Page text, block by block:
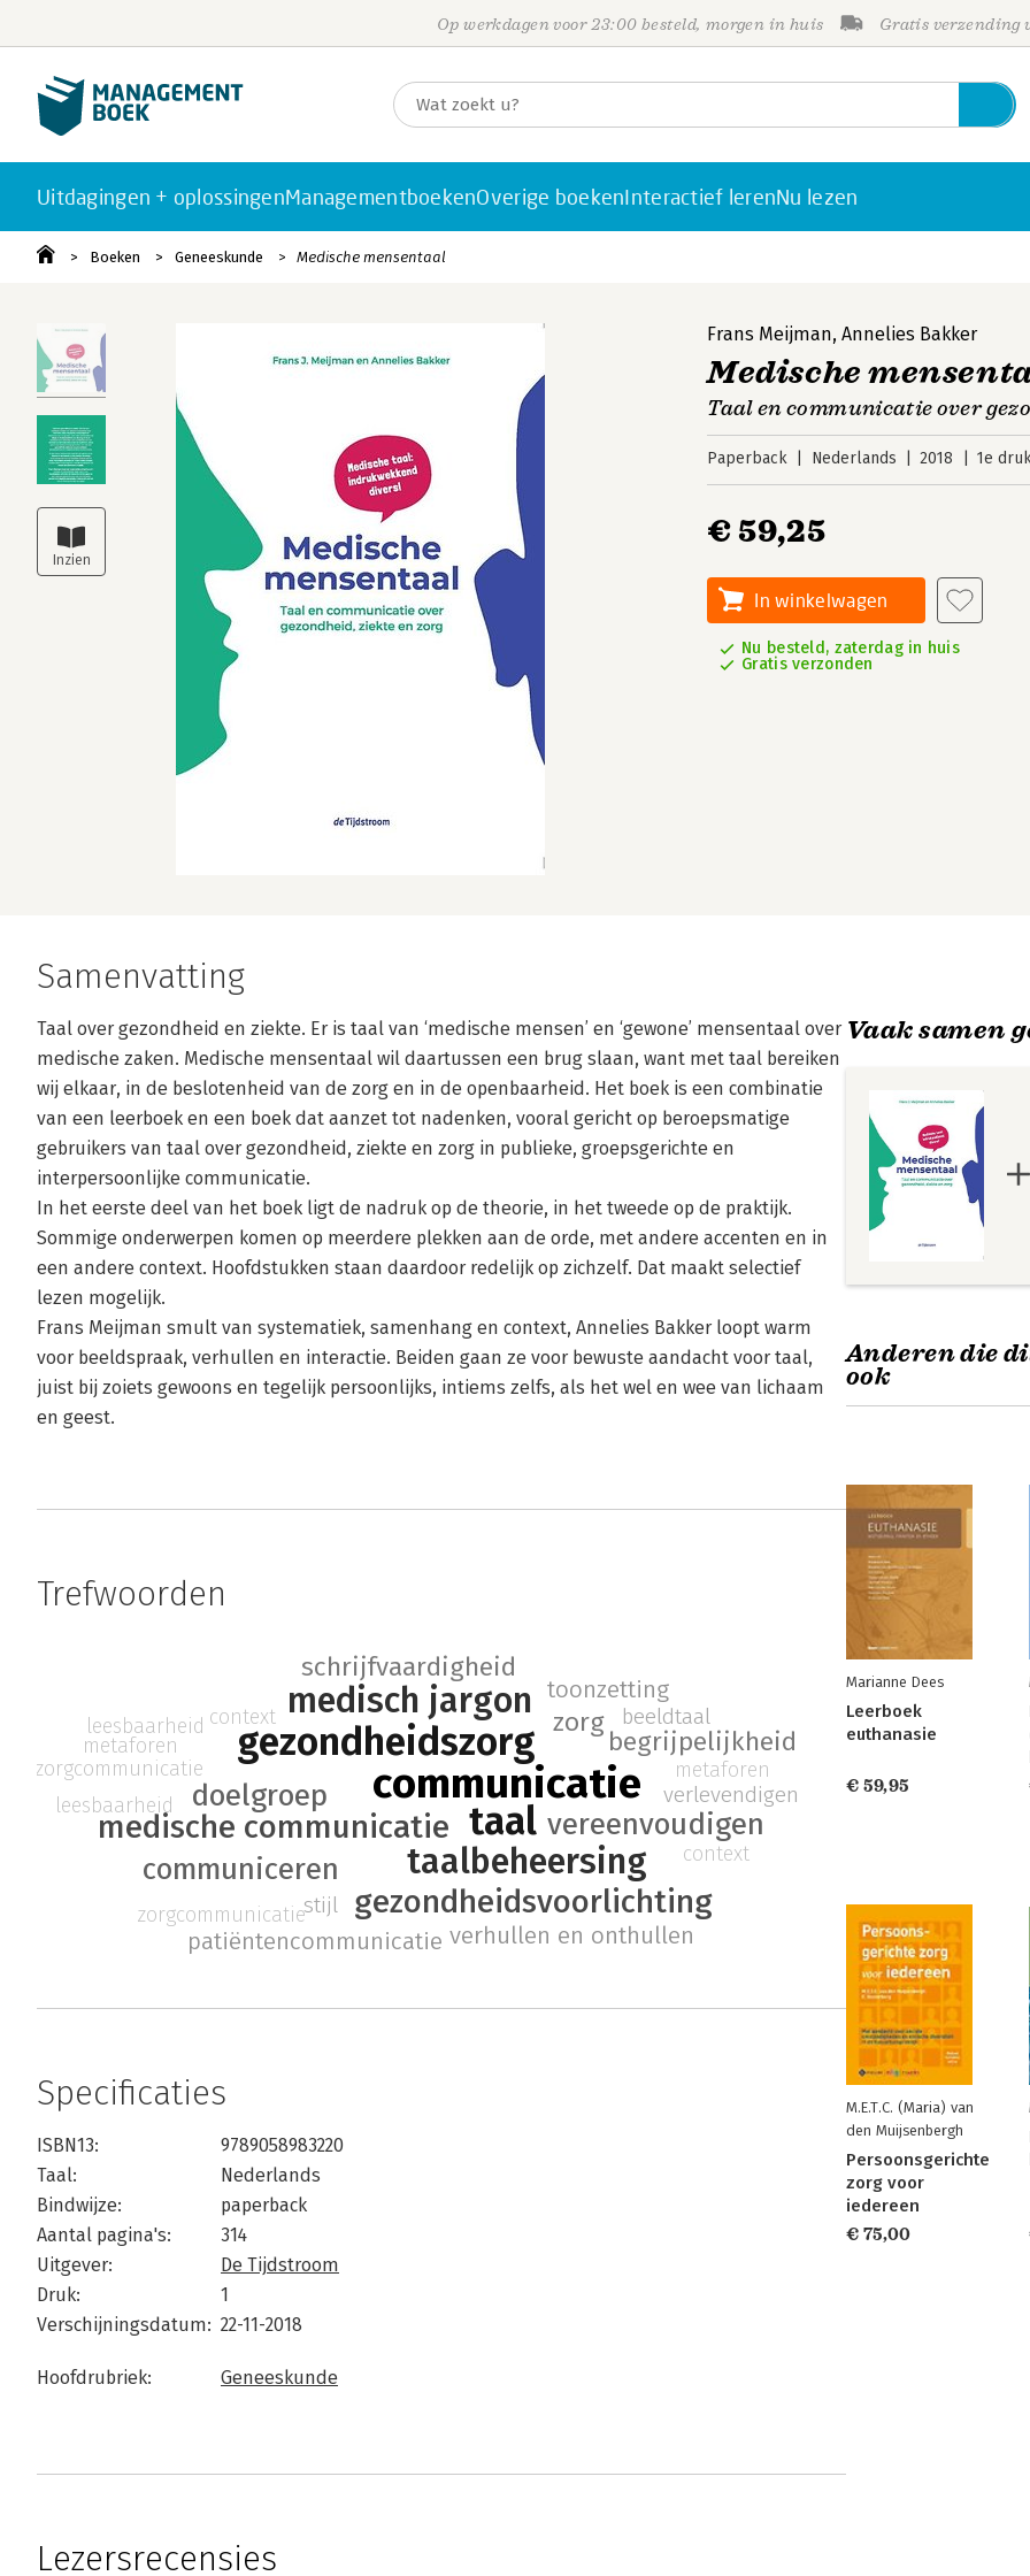
Op werkdagen voor 23:00 besteld, morgen in huis Gratis verzending
Uitdagingen + oplossingenManagementboekenOverige boekenInteractief lerenNu lezen
Boeken Geneeskunde Medische mensentaal
Frans Meijman,Annelies Bakker
Medische
Taal en communicatie over
Paperback Nederlands 2018 1e
€ 59,25
In winkelwagen
Nu besteld, zaterdag in huis
Gratis verzonden
Samenvatting
Taal over gezondheid en ziekte. Er is taal van ‘medische mensen’ en ‘gewone’ mensentaal over
medische zaken. Medische mensentaal wil daartussen een brug slaan, want met taal bereiken
wij elkaar, in de beslotenheid van de zorg en in de openbaarheid. Het boek is een combinatie
van een leerboek en een boek dat aanzet tot nadenken, vooral gericht op beroepsmatige
gebruikers van taal over gezondheid, ziekte en zorg in publieke, groepsgerichte en
interpersoonlijke communicatie.
In het eerste deel van het boek ligt de nadruk op de theorie, in het tweede op de praktijk.
Sommige onderwerpen komen op meerdere plekken aan de orde, met andere accenten en in
een andere context. Hoofdstukken staan daardoor redelijk op zichzelf. Dat maakt selectief
lezen mogelijk.
Frans Meijman smult van systematiek, samenhang en context, Annelies Bakker loopt warm
voor beeldspraak, verhullen en interactie. Beiden gaan ze voor bewuste aandacht voor taal,
juist bij zoiets gewoons en tegelijk persoonlijks, intiems zelfs, als het wel en wee van lichaam
en geest.
Trefwoorden
communicatie
taal
gezondheidszorg
taalbeheersing
medisch jargon
gezondheidsvoorlichting
medische communicatie vereenvoudigen
communiceren
doelgroep
schrijfvaardigheid
zorg
begrijpelijkheid
verhullen en onthullen
patiëntencommunicatie
toonzetting
verlevendigen
stijl
beeldtaal
zorgcommunicatie
context
metaforen
leesbaarheid
zorgcommunicatie
context
metaforen
leesbaarheid
Specificaties
ISBN13:
9789058983220
Taal:
Nederlands
Bindwijze:
paperback
Aantal pagina's:
314
Uitgever:
De Tijdstroom
Druk:
1
Verschijningsdatum: 22-11-2018
Hoofdrubriek: Geneeskunde
Lezersrecensies
Vaak samen
Anderen die
ook
Marianne Dees
Leerboek
euthanasie
€ 59,95
M.E.T.C. (Maria) van
den Muijsenbergh
Persoonsgerichte
zorg voor
iedereen
€ 75,00